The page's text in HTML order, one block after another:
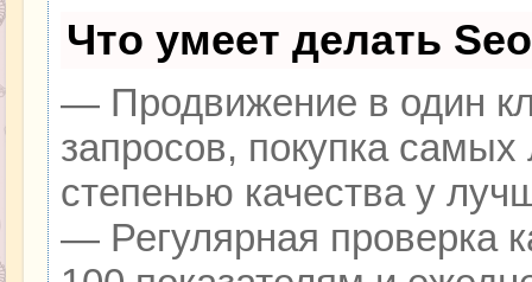
Что умеет делать
— Продвижение в один
запросов, покупка
степенью качества у
— Регулярная проверка